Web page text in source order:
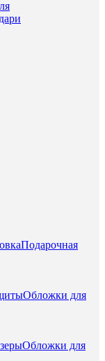
Подарочная
Обложки для
Обложки для